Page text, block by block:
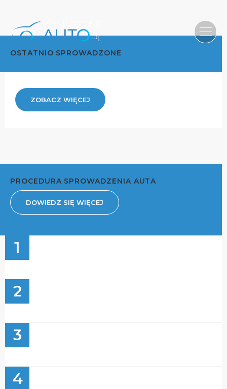
OSTATNIO SPROWADZONE
ZOBACZ WIĘCEJ
PROCEDURA SPROWADZENIA AUTA
DOWIEDZ SIĘ WIĘCEJ
1
2
3
4